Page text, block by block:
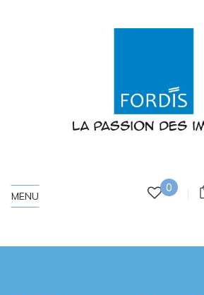
0
MENU